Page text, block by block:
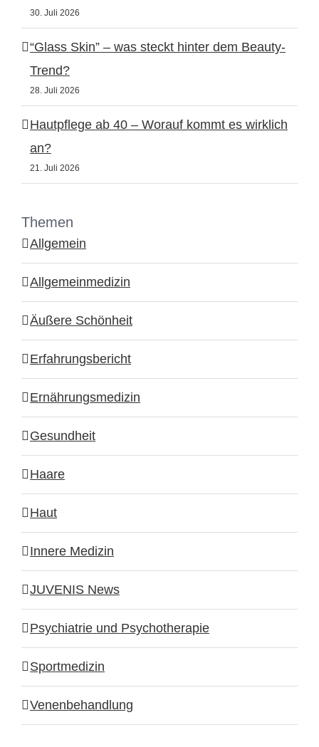
30. Juli 2026
“Glass Skin” – was steckt hinter dem Beauty-
Trend?
28. Juli 2026
Hautpflege ab 40 – Worauf kommt es wirklich
an?
21. Juli 2026
Themen
Allgemein
Allgemeinmedizin
Äußere Schönheit
Erfahrungsbericht
Ernährungsmedizin
Gesundheit
Haare
Haut
Innere Medizin
JUVENIS News
Psychiatrie und Psychotherapie
Sportmedizin
Venenbehandlung